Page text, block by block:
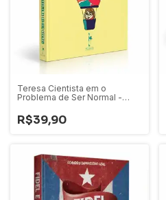
Teresa Cientista em o
Problema de Ser Normal -
R$39,90